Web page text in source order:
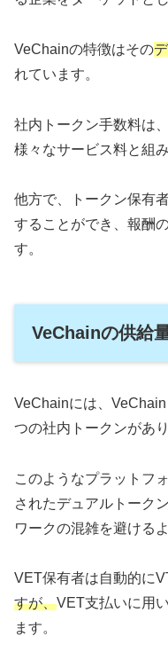
VeChainの特徴はその
れています。
社内トークン手数料は
様々なサービス料と組
他方で、トークン保有
することができ、報酬
す。
VeChainの供給
VeChainには、
つの社内トークンがあり
このようなプラットフ
されたデュアルトーク
ワークの混雑を避ける
VET保有者は自動的に
すが、VET支払いに用
ます。